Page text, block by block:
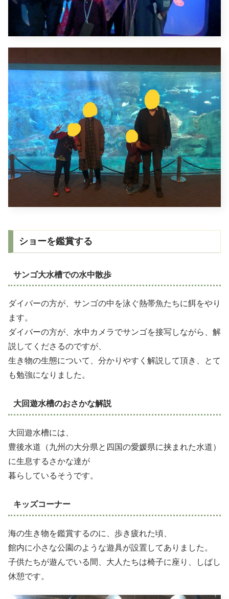
ショーを鑑賞する
サンゴ大水槽での水中散歩
ダイバーの方が、サンゴの中を泳ぐ熱帯魚たちに餌をやり
ます。
ダイバーの方が、水中カメラでサンゴを接写しながら、解
説してくださるのですが、
生き物の生態について、分かりやすく解説して頂き、とて
も勉強になりました。
大回遊水槽のおさかな解説
大回遊水槽には、
豊後水道（九州の大分県と四国の愛媛県に挟まれた水道）
に生息するさかな達が
暮らしているそうです。
キッズコーナー
海の生き物を鑑賞するのに、歩き疲れた頃、
館内に小さな公園のような遊具が設置してありました。
子供たちが遊んでいる間、大人たちは椅子に座り、しばし
休憩です。